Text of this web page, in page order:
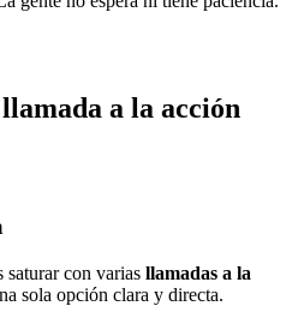
a la acción
saturar con varias llamadas a la
sola opción clara y directa.